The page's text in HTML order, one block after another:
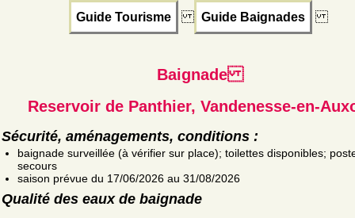
Guide Tourisme Guide Baignades
Baignade
Reservoir de Panthier, Vandenesse-en-
Sécurité, aménagements, conditions :
baignade surveillée (à vérifier sur place); toilettes disponibles;
secours
saison prévue du 17/06/2026 au 31/08/2026
Qualité des eaux de baignade